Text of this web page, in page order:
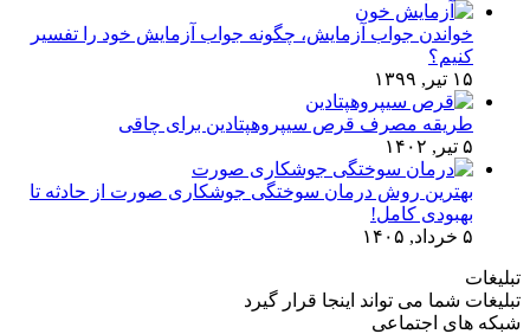
خواندن جواب آزمایش، چگونه جواب آزمایش خود را تفسیر
کنیم؟
۱۵ تیر, ۱۳۹۹
طریقه مصرف قرص سیپروهپتادین برای چاقی
۵ تیر, ۱۴۰۲
بهترین روش درمان سوختگی جوشکاری صورت از حادثه تا
بهبودی کامل!
۵ خرداد, ۱۴۰۵
تبلیغات
تبلیغات شما می تواند اینجا قرار گیرد
شبکه های اجتماعی